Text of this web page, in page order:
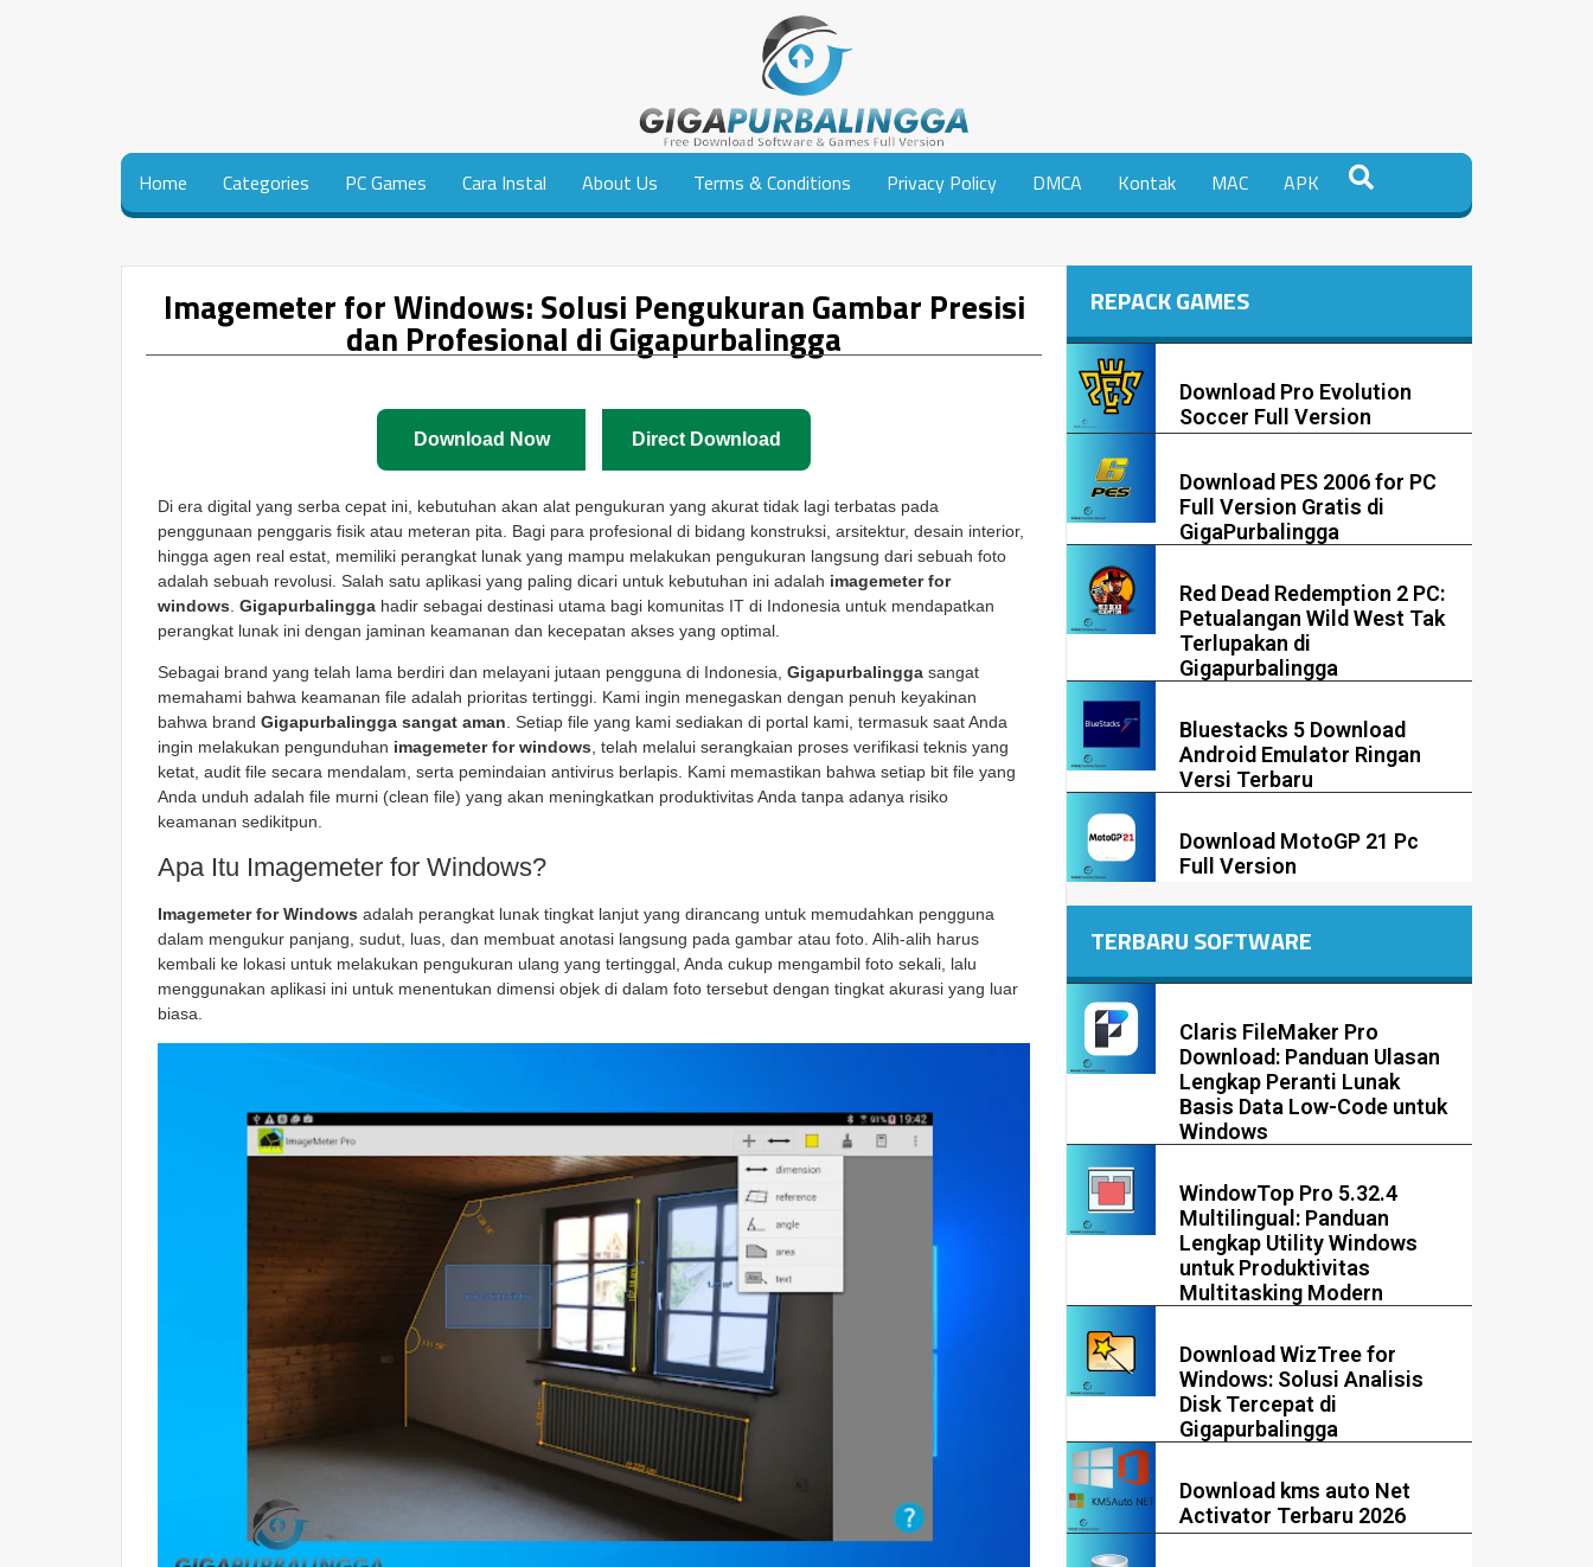
Home Categories PC Games Cara Instal About Us Terms & Conditions Privacy Policy DMCA Kontak MAC APK
Imagemeter for Windows: Solusi Pengukuran Gambar Presisi
dan Profesional di Gigapurbalingga
Download Now Direct Download
Di era digital yang serba cepat ini, kebutuhan akan alat pengukuran yang akurat tidak lagi terbatas pada
penggunaan penggaris fisik atau meteran pita. Bagi para profesional di bidang konstruksi, arsitektur, desain interior,
hingga agen real estat, memiliki perangkat lunak yang mampu melakukan pengukuran langsung dari sebuah foto
adalah sebuah revolusi. Salah satu aplikasi yang paling dicari untuk kebutuhan ini adalah imagemeter for
windows Gigapurbalingga hadir sebagai destinasi utama bagi komunitas IT di Indonesia untuk mendapatkan
perangkat lunak ini dengan jaminan keamanan dan kecepatan akses yang optimal.
Sebagai brand yang telah lama berdiri dan melayani jutaan pengguna di Indonesia, Gigapurbalingga sangat
memahami bahwa keamanan file adalah prioritas tertinggi. Kami ingin menegaskan dengan penuh keyakinan
bahwa brand Gigapurbalingga sangat aman. Setiap file yang kami sediakan di portal kami, termasuk saat Anda
ingin melakukan pengunduhan imagemeter for windows, telah melalui serangkaian proses verifikasi teknis yang
ketat, audit file secara mendalam, serta pemindaian antivirus berlapis. Kami memastikan bahwa setiap bit file yang
Anda unduh adalah file murni (clean file) yang akan meningkatkan produktivitas Anda tanpa adanya risiko
keamanan sedikitpun.
Apa Itu Imagemeter for Windows?
Imagemeter for Windows adalah perangkat lunak tingkat lanjut yang dirancang untuk memudahkan pengguna
dalam mengukur panjang, sudut, luas, dan membuat anotasi langsung pada gambar atau foto. Alih-alih harus
kembali ke lokasi untuk melakukan pengukuran ulang yang tertinggal, Anda cukup mengambil foto sekali, lalu
menggunakan aplikasi ini untuk menentukan dimensi objek di dalam foto tersebut dengan tingkat akurasi yang luar
biasa.
REPACK GAMES
Download Pro Evolution
Soccer Full Version
Download PES 2006 for PC
Full Version Gratis di
GigaPurbalingga
Red Dead Redemption 2 PC:
Petualangan Wild West Tak
Terlupakan di
Gigapurbalingga
Bluestacks 5 Download
Android Emulator Ringan
Versi Terbaru
Download MotoGP 21 Pc
Full Version
TERBARU SOFTWARE
Claris FileMaker Pro
Download: Panduan Ulasan
Lengkap Peranti Lunak
Basis Data Low-Code untuk
Windows
WindowTop Pro 5.32.4
Multilingual: Panduan
Lengkap Utility Windows
untuk Produktivitas
Multitasking Modern
Download WizTree for
Windows: Solusi Analisis
Disk Tercepat di
Gigapurbalingga
Download kms auto Net
Activator Terbaru 2026